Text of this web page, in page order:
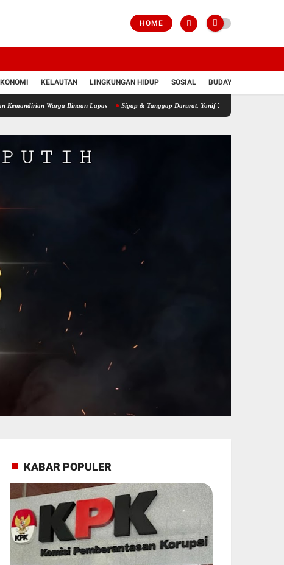
HOME
KELAUTAN LINGKUNGAN HIDUP SOSIAL BUDAYA
Warga Binaan Lapas Sigap & Tanggap Darurat, Yonif 751/VJS Bantu Penanganan
KABAR POPULER